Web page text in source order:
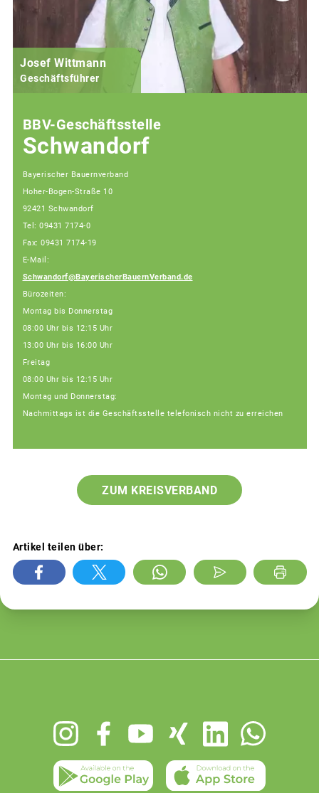
Josef Wittmann
Geschäftsführer
BBV-Geschäftsstelle
Schwandorf
Bayerischer Bauernverband
Hoher-Bogen-Straße 10
92421 Schwandorf
Tel: 09431 7174-0
Fax: 09431 7174-19
E-Mail:
Schwandorf@BayerischerBauernVerband.de
Bürozeiten:
Montag bis Donnerstag
08:00 Uhr bis 12:15 Uhr
13:00 Uhr bis 16:00 Uhr
Freitag
08:00 Uhr bis 12:15 Uhr
Montag und Donnerstag:
Nachmittags ist die Geschäftsstelle telefonisch nicht zu erreichen
ZUM KREISVERBAND
Artikel teilen über: